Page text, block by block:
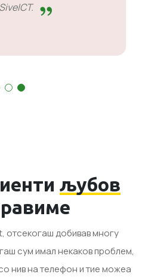
и SiveICT.
љубов
отсекогаш добивав многу
сум имал некаков проблем,
нив на телефон и тие можеа